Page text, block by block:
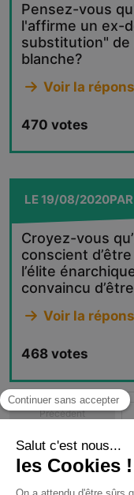
Pensez-vous
l'affirme un ex-
substitution" de
blanche?
Voir la
470 votes
LE19/08/2020PAR
Croyez-vous
conscient
l’élite
convaincu
Voir la
468 votes
Précédent
1